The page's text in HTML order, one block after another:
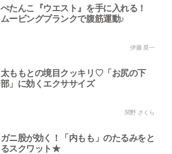
ぺたんこ『ウエスト』を手に入れる！
ムービングプランクで腹筋運動♪
伊藤 晃一
太ももとの境目クッキリ♡「お尻の下
部」に効くエクササイズ
関野 さくら
ガニ股が効く！「内もも」のたるみをと
るスクワット★